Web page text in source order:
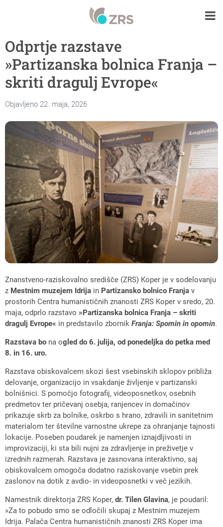
Odprtje razstave
»Partizanska bolnica Franja –
skriti dragulj Evrope«
Objavljeno 22. maja, 2026
Znanstveno-raziskovalno središče (ZRS) Koper je v sodelovanju
z Mestnim muzejem Idrija in Partizansko bolnico Franja v
prostorih Centra humanističnih znanosti ZRS Koper v sredo, 20.
maja, odprlo razstavo »Partizanska bolnica Franja – skriti
dragulj Evrope« in predstavilo zbornik Franja: Spomin in opomin.
Razstava bo na ogled do 6. julija, od ponedeljka do petka med
8. in 16. uro.
Razstava obiskovalcem skozi šest vsebinskih sklopov približa
delovanje, organizacijo in vsakdanje življenje v partizanski
bolnišnici. S pomočjo fotografij, videoposnetkov, osebnih
predmetov ter pričevanj osebja, ranjencev in domačinov
prikazuje skrb za bolnike, oskrbo s hrano, zdravili in sanitetnim
materialom ter številne varnostne ukrepe za ohranjanje tajnosti
lokacije. Poseben poudarek je namenjen iznajdljivosti in
improvizaciji, ki sta bili nujni za zdravljenje in preživetje v
izrednih razmerah. Razstava je zasnovana interaktivno, saj
obiskovalcem omogoča dodatno raziskovanje vsebin prek
zaslonov na dotik z avdio- in videoposnetki v več jezikih.
Namestnik direktorja ZRS Koper, dr. Tilen Glavina, je poudaril:
»Za to pobudo smo se odločili skupaj z Mestnim muzejem
Idrija. Palača Centra humanističnih znanosti ZRS Koper ima